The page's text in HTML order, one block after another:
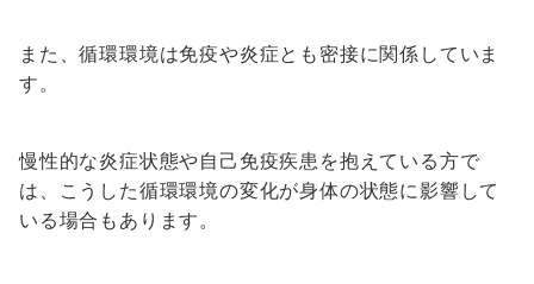
また、循環環境は免疫や炎症とも密接に関係していま
す。
慢性的な炎症状態や自己免疫疾患を抱えている方で
は、こうした循環環境の変化が身体の状態に影響して
いる場合もあります。